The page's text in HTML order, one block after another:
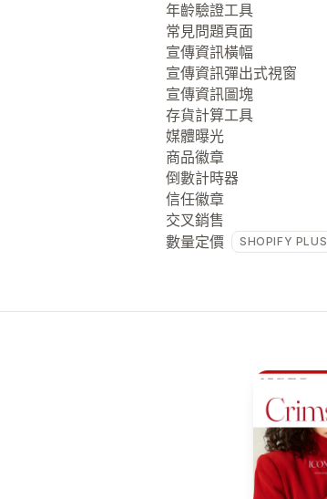
年齡驗證工具
常見問題頁面
宣傳資訊橫幅
宣傳資訊彈出式視窗
宣傳資訊圖塊
存貨計算工具
媒體曝光
商品徽章
倒數計時器
信任徽章
交叉銷售
數量定價
SHOPIFY PLUS